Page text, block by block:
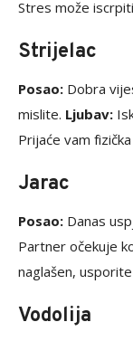
Stres može
Strijelac
Posao: Dobra
mislite. Ljubav:
Prijaće vam
Jarac
Posao: Danas
Partner očekuje
naglašen,
Vodolija